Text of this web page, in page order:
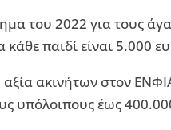
του 2022 για τους
κάθε παιδί είναι 5.000
αξία ακινήτων στον
υπόλοιπους έως